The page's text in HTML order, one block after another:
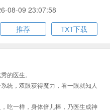
08-09 23:07:58
推荐 TXT下载
的医生。
统，双眼获得魔力，看一眼就知人
吃一样，身体倍儿棒，乃医生成神